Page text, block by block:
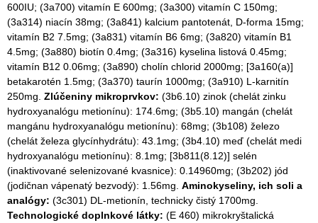
600IU; (3a700) vitamín E 600mg; (3a300) vitamín C 150mg;
(3a314) niacín 38mg; (3a841) kalcium pantotenát, D-forma 15mg;
vitamín B2 7.5mg; (3a831) vitamín B6 6mg; (3a820) vitamín B1
4.5mg; (3a880) biotín 0.4mg; (3a316) kyselina listová 0.45mg;
vitamín B12 0.06mg; (3a890) cholín chlorid 2000mg; [3a160(a)]
betakarotén 1.5mg; (3a370) taurín 1000mg; (3a910) L-karnitín
250mg. Zlúčeniny mikroprvkov: (3b6.10) zinok (chelát zinku
hydroxyanalógu metionínu): 174.6mg; (3b5.10) mangán (chelát
mangánu hydroxyanalógu metionínu): 68mg; (3b108) železo
(chelát železa glycínhydrátu): 43.1mg; (3b4.10) meď (chelát medi
hydroxyanalógu metionínu): 8.1mg; [3b811(8.12)] selén
(inaktivované selenizované kvasnice): 0.14960mg; (3b202) jód
(jodičnan vápenatý bezvodý): 1.56mg. Aminokyseliny, ich soli a
analógy: (3c301) DL-metionín, technicky čistý 1700mg.
Technologické doplnkové látky: (E 460) mikrokryštalická